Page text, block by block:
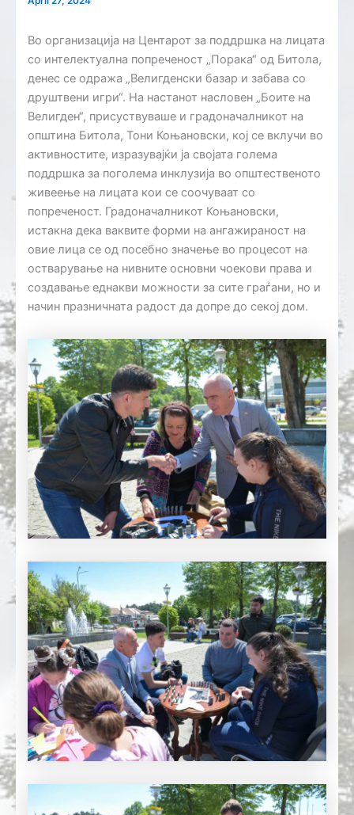
Во организација на Центарот за поддршка на лицата
со интелектуална попреченост „Порака“ од Битола,
денес се одража „Велигденски базар и забава со
друштвени игри“. На настанот насловен „Боите на
Велигден“, присуствуваше и градоначалникот на
општина Битола, Тони Коњановски, кој се вклучи во
активностите, изразувајќи ја својата голема
поддршка за поголема инклузија во општественото
живеење на лицата кои се соочуваат со
попреченост. Градоначалникот Коњановски,
истакна дека ваквите форми на ангажираност на
овие лица се од посебно значење во процесот на
остварување на нивните основни чоекови права и
создавање еднакви можности за сите граѓани, но и
начин празничната радост да допре до секој дом.